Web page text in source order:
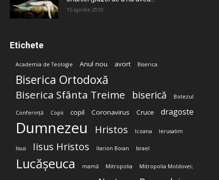
15 aprilie 2010
Etichete
Academia de Teologie Anul nou avort Biserica
Biserica Ortodoxă
Biserica Sfânta Treime biserică Botezul
Conferință Copii copil Coronavirus Cruce dragoste
Dumnezeu Hristos Icoana Ierusalim
Iisus Iisus Hristos Ilarion Boian Israel
Lucășeuca mamă Mitropolia Mitropolia Moldovei;